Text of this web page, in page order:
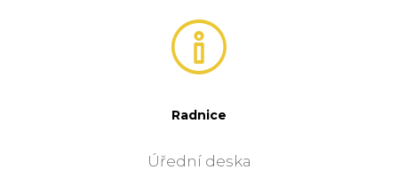
Radnice
Úřední deska